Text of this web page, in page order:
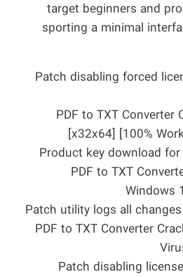
target beginners and
sporting a minimal
Patch disabling forced
PDF to TXT Converter
[x32x64] [100%
Product key download
PDF to TXT
Windows
Patch utility logs all
PDF to TXT Converter
Patch disabling